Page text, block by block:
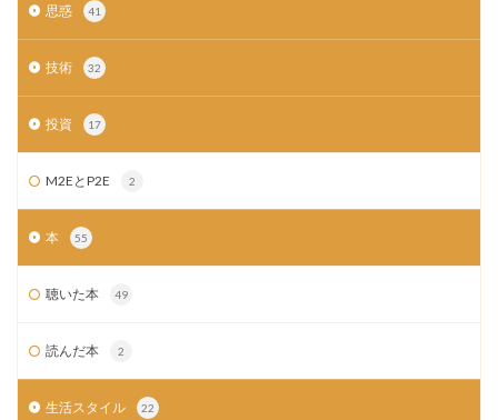
思惑 41
技術 32
投資 17
M2EとP2E 2
本 55
聴いた本 49
読んだ本 2
生活スタイル 22